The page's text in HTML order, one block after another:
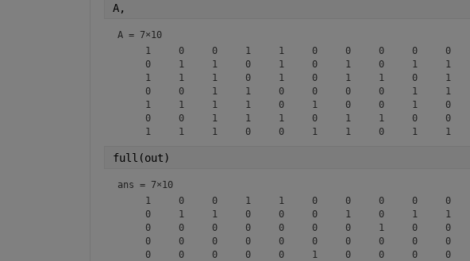
A,
A = 7×10
     1     0     0     1     1     0     0     0     0     0
     0     1     1     0     1     0     1     0     1     1
     1     1     1     0     1     0     1     1     0     1
     0     0     1     1     0     0     0     0     1     1
     1     1     1     1     0     1     0     0     1     0
     0     0     1     1     1     0     1     1     0     0
     1     1     1     0     0     1     1     0     1     1
full(out)
ans = 7×10
     1     0     0     1     1     0     0     0     0     0
     0     1     1     0     0     0     1     0     1     1
     0     0     0     0     0     0     0     1     0     0
     0     0     0     0     0     0     0     0     0     0
     0     0     0     0     0     1     0     0     0     0